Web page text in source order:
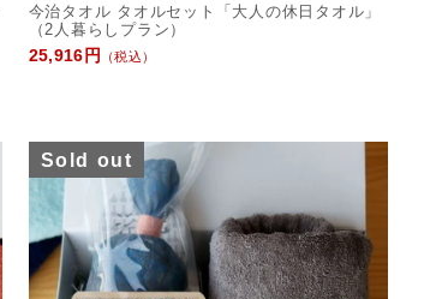
今治タオル タオルセット「大人の休日タオル」
（2人暮らしプラン）
25,916円
（税込）
Sold out